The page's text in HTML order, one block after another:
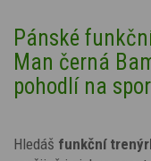
Pánské
Man černá
pohodlí na
Hledáš funkční